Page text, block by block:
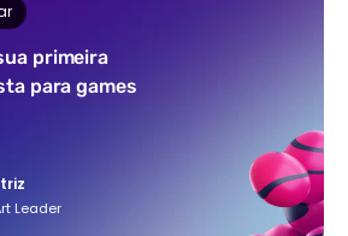
primeira
para games
Leader